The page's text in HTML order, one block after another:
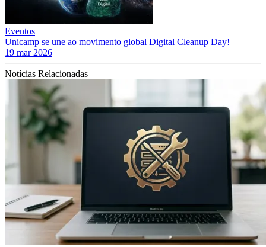
Eventos
Unicamp se une ao movimento global Digital Cleanup Day!
19 mar 2026
Notícias Relacionadas